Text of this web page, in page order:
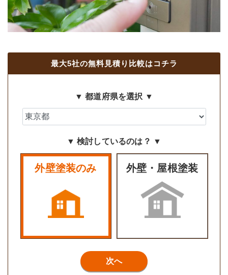
最大5社の無料見積り比較はコチラ
▼ 都道府県を選択 ▼
▼ 検討しているのは？ ▼
外壁塗装のみ 外壁・屋根塗装
次へ